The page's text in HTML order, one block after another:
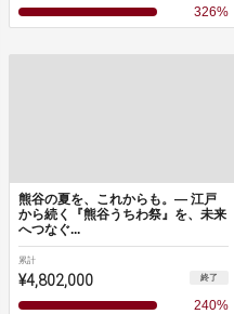
326%
熊谷の夏を、これからも。― 江戸
から続く『熊谷うちわ祭』を、未来
へつなぐ...
累計
¥4,802,000 終了
240%